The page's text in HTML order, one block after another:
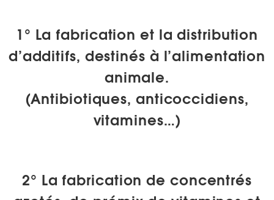
1° La fabrication et la distribution
d’additifs, destinés à l’alimentation
animale.
(Antibiotiques, anticoccidiens,
vitamines…)
2° La fabrication de concentrés